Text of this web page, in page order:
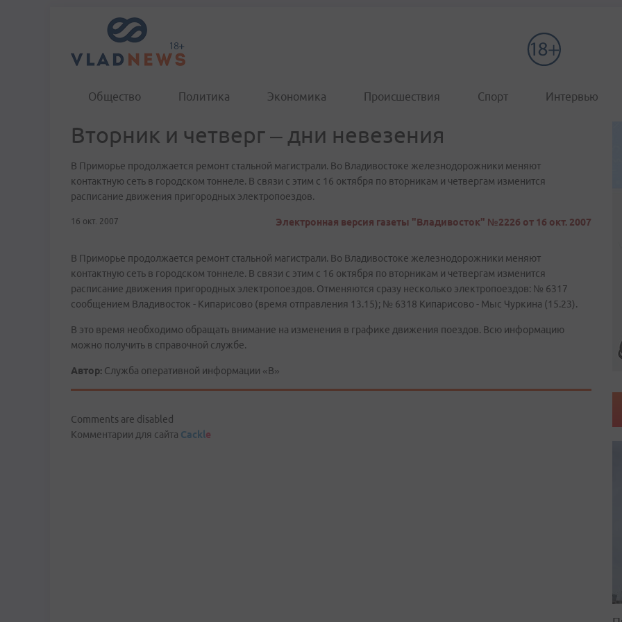
Общество Политика Экономика Происшествия Спорт Интервью
Вторник и четверг – дни невезения
В Приморье продолжается ремонт стальной магистрали. Во Владивостоке железнодорожники меняют
контактную сеть в городском тоннеле. В связи с этим с 16 октября по вторникам и четвергам изменится
расписание движения пригородных электропоездов.
16 окт. 2007 Электронная версия газеты "Владивосток" №2226 от 16 окт. 2007
В Приморье продолжается ремонт стальной магистрали. Во Владивостоке железнодорожники меняют
контактную сеть в городском тоннеле. В связи с этим с 16 октября по вторникам и четвергам изменится
расписание движения пригородных электропоездов. Отменяются сразу несколько электропоездов: № 6317
сообщением Владивосток - Кипарисово (время отправления 13.15); № 6318 Кипарисово - Мыс Чуркина (15.23).
В это время необходимо обращать внимание на изменения в графике движения поездов. Всю информацию
можно получить в справочной службе.
Автор: Служба оперативной информации «В»
Comments are disabled
Комментарии для сайта Cackle